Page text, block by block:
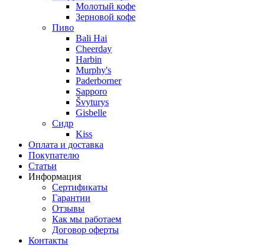
Молотый кофе
Зерновой кофе
Пиво
Bali Hai
Cheerday
Harbin
Murphy's
Paderborner
Sapporo
Švyturys
Gisbelle
Сидр
Kiss
Оплата и доставка
Покупателю
Статьи
Информация
Сертификаты
Гарантии
Отзывы
Как мы работаем
Договор оферты
Контакты